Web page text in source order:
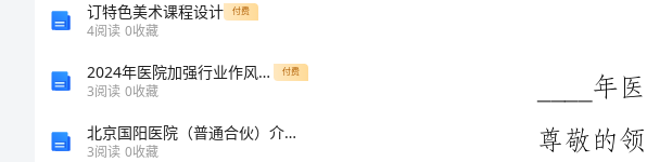
订特色美术课程设计 付费
4阅读 0收藏
2024年医院加强行业作风建设实施方案范文 付费
3阅读 0收藏
北京国阳医院（普通合伙）介绍企业发展分析报告
3阅读 0收藏